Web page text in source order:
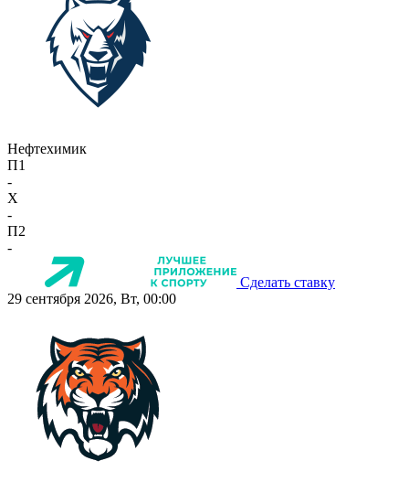
Нефтехимик
П1
-
X
-
П2
-
Сделать ставку
29 сентября 2026, Вт, 00:00